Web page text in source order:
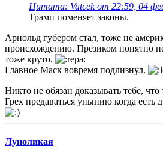
Цитата: Vatcek от 22:59, 04
Трамп поменяет законы.
Арнольд губером стал, тоже не
происхождению. Презиком понятно
тоже круто.
Главное Маск вовремя подлизнул.
Никто не обязан доказывать тебе,
Грех предаваться унынию когда есть
Луноликая